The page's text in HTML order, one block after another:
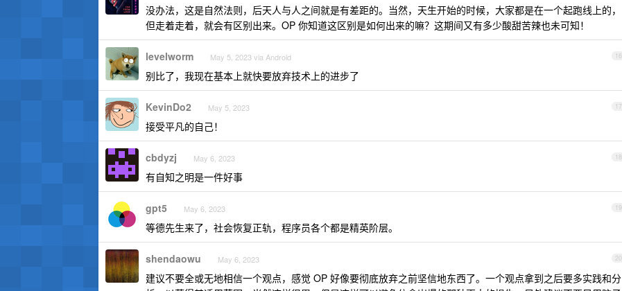
没办法，这是自然法则，后天人与人之间就是有差距的。当然，天生开始的时候，大家都是在一个起跑线上的，
但走着走着，就会有区别出来。OP 你知道这区别是如何出来的嘛？这期间又有多少酸甜苦辣也未可知！
16
levelworm May 5, 2023 via Android
别比了，我现在基本上就快要放弃技术上的进步了
17
KevinDo2 May 5, 2023
接受平凡的自己！
18
cbdyzj May 6, 2023
有自知之明是一件好事
19
gpt5 May 6, 2023
等德先生来了，社会恢复正轨，程序员各个都是精英阶层。
20
shendaowu May 6, 2023
建议不要全或无地相信一个观点，感觉 OP 好像要彻底放弃之前坚信地东西了。一个观点拿到之后要多实践和分